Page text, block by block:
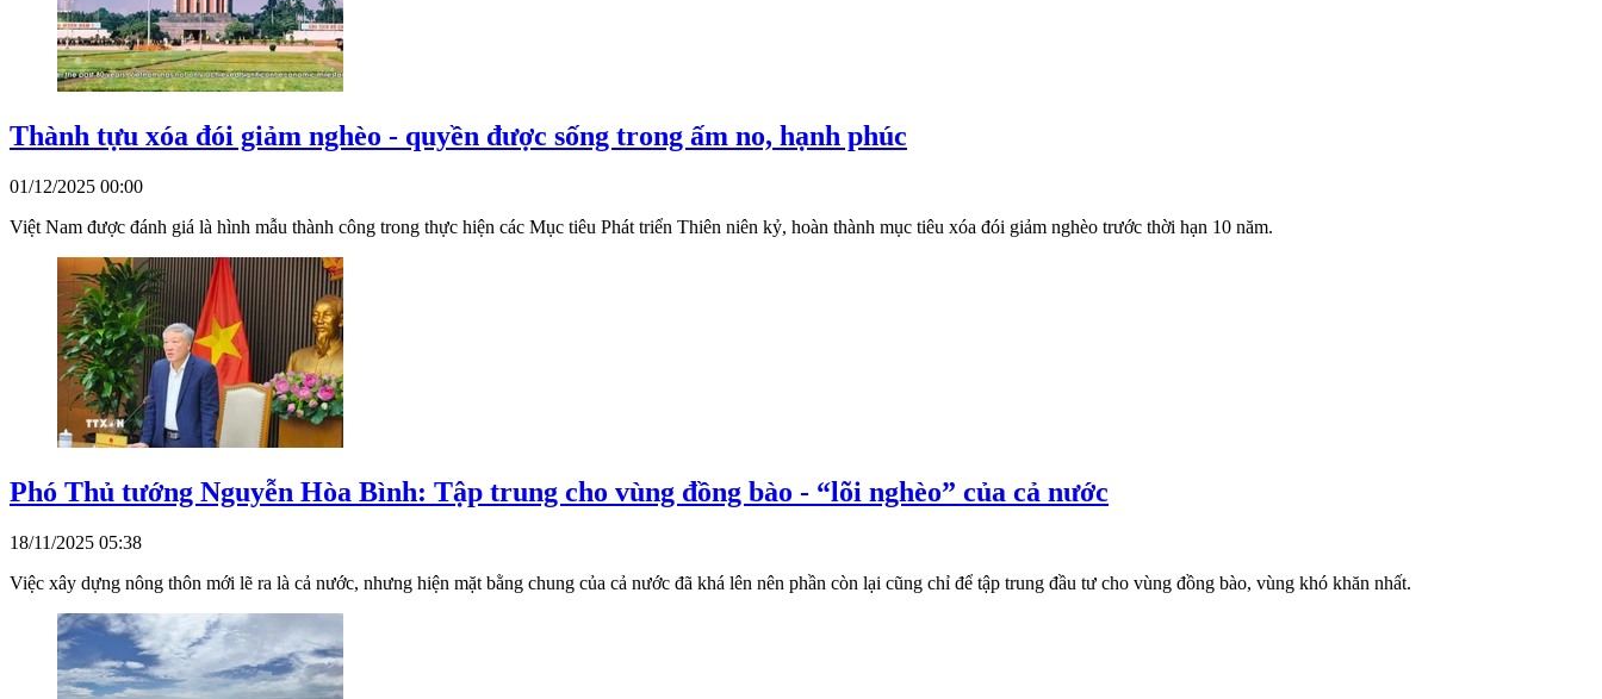
Thành tựu xóa đói giảm nghèo - quyền được sống trong ấm no, hạnh phúc
01/12/2025 00:00
Việt Nam được đánh giá là hình mẫu thành công trong thực hiện các Mục tiêu Phát triển Thiên niên kỷ, hoàn thành mục tiêu xóa đói giảm nghèo trước thời hạn 10 năm.
Phó Thủ tướng Nguyễn Hòa Bình: Tập trung cho vùng đồng bào - “lõi nghèo” của cả nước
18/11/2025 05:38
Việc xây dựng nông thôn mới lẽ ra là cả nước, nhưng hiện mặt bằng chung của cả nước đã khá lên nên phần còn lại cũng chỉ để tập trung đầu tư cho vùng đồng bào, vùng khó khăn nhất.